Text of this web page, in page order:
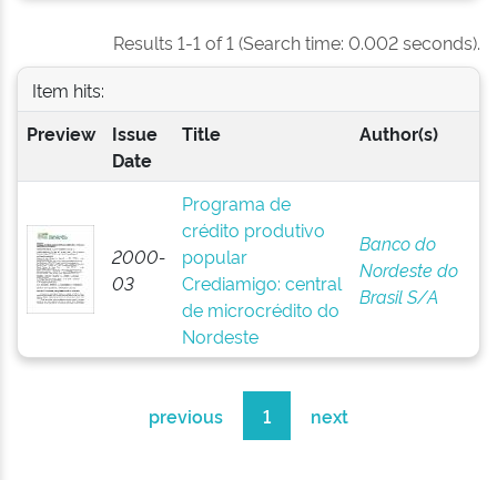
Results 1-1 of 1 (Search time: 0.002 seconds).
Item hits:
Preview
Issue
Date
Title Author(s)
2000-
03
Programa de
crédito produtivo
popular
Crediamigo: central
de microcrédito do
Nordeste
Banco do
Nordeste do
Brasil S/A
previous 1 next